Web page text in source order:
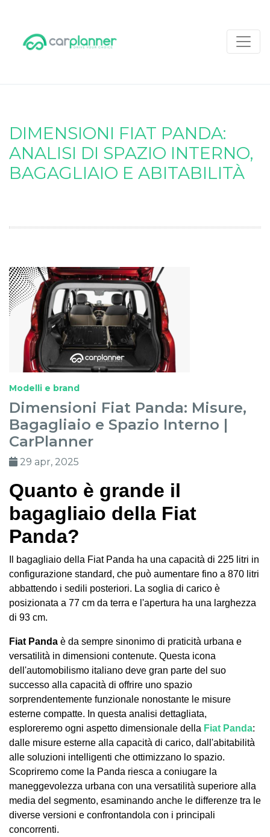
DIMENSIONI FIAT PANDA:
ANALISI DI SPAZIO INTERNO,
BAGAGLIAIO E ABITABILITÀ
Modelli e brand
Dimensioni Fiat Panda: Misure,
Bagagliaio e Spazio Interno |
CarPlanner
29 apr, 2025
Quanto è grande il
bagagliaio della Fiat
Panda?
Il bagagliaio della Fiat Panda ha una capacità di 225 litri in
configurazione standard, che può aumentare fino a 870 litri
abbattendo i sedili posteriori. La soglia di carico è
posizionata a 77 cm da terra e l'apertura ha una larghezza
di 93 cm.
Fiat Panda è da sempre sinonimo di praticità urbana e
versatilità in dimensioni contenute. Questa icona
dell'automobilismo italiano deve gran parte del suo
successo alla capacità di offrire uno spazio
sorprendentemente funzionale nonostante le misure
esterne compatte. In questa analisi dettagliata,
esploreremo ogni aspetto dimensionale della Fiat Panda:
dalle misure esterne alla capacità di carico, dall'abitabilità
alle soluzioni intelligenti che ottimizzano lo spazio.
Scopriremo come la Panda riesca a coniugare la
maneggevolezza urbana con una versatilità superiore alla
media del segmento, esaminando anche le differenze tra le
diverse versioni e confrontandola con i principali
concorrenti.